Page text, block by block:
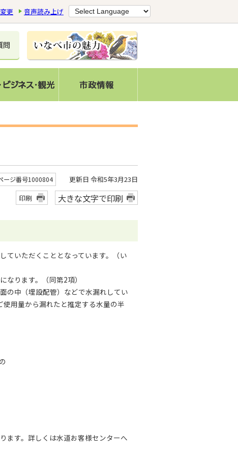
更 音声読み上げ
ージ番号1000804
更新日 令和5年3月23日
印刷
大きな文字で印刷
ていただくこととなっています。（い
ります。（同第2項）
の中（埋設配管）などで水漏れしてい
用量から漏れたと推定する水量の半
ます。詳しくは水道お客様センターへ